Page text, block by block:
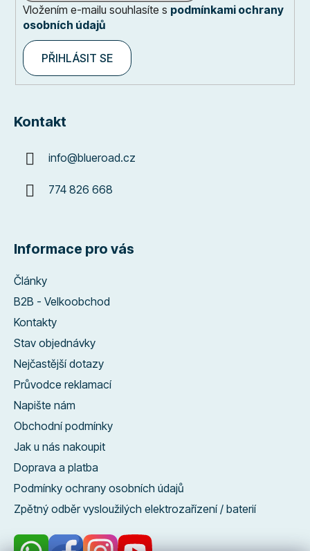
Vložením e-mailu souhlasíte s podmínkami ochrany
osobních údajů
PŘIHLÁSIT SE
Kontakt
info@blueroad.cz
774 826 668
Informace pro vás
Články
B2B - Velkoobchod
Kontakty
Stav objednávky
Nejčastější dotazy
Průvodce reklamací
Napište nám
Obchodní podmínky
Jak u nás nakoupit
Doprava a platba
Podmínky ochrany osobních údajů
Zpětný odběr vysloužilých elektrozařízení / baterií